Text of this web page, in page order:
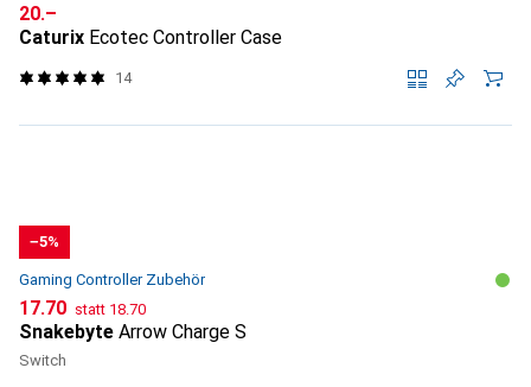
CHF
20.–
Caturix Ecotec Controller Case
14
−5%
Gaming Controller Zubehör
CHF
17.70 statt CHF
18.70
Snakebyte Arrow Charge S
Switch